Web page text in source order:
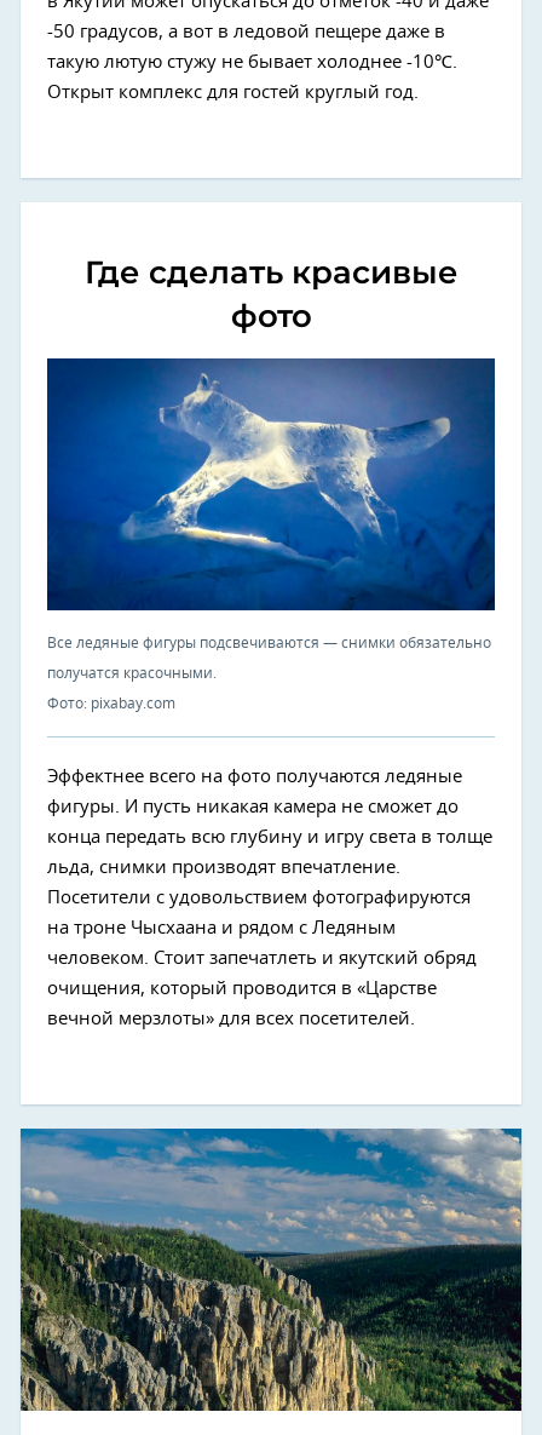
-50 градусов, а вот в ледовой пещере даже в
такую лютую стужу не бывает холоднее -10℃.
Открыт комплекс для гостей круглый год.
Где сделать красивые
фото
Все ледяные фигуры подсвечиваются — снимки обязательно
получатся красочными.
Фото: pixabay.com
Эффектнее всего на фото получаются ледяные
фигуры. И пусть никакая камера не сможет до
конца передать всю глубину и игру света в толще
льда, снимки производят впечатление.
Посетители с удовольствием фотографируются
на троне Чысхаана и рядом с Ледяным
человеком. Стоит запечатлеть и якутский обряд
очищения, который проводится в «Царстве
вечной мерзлоты» для всех посетителей.